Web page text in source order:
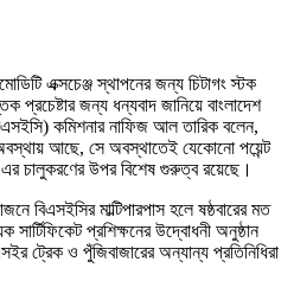
প্রচেষ্টার জন্য ধন্যবাদ জানিয়ে বাংলাদেশ
কমিশনার নাফিজ আল তারিক বলেন,
অবস্থায় আছে, সে অবস্থাতেই যেকোনো পয়েন্ট
চালুকরণের উপর বিশেষ গুরুত্ব রয়েছে।
মাল্টিপারপাস হলে ষষ্ঠবারের মত
সার্টিফিকেট প্রশিক্ষনের উদ্বোধনী অনুষ্ঠান
ট্রেক ও পুঁজিবাজারের অন্যান্য প্রতিনিধিরা